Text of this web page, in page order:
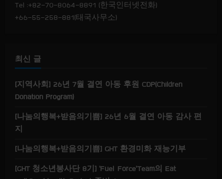
d
n
g
Tel :+82-70-8064-8891 (한국인터넷전화)
+66-55-258-881(태국사무소)
최신 글
[지역사회] 26년 7월 결연 아동 후원 CDP(Children
Donation Program)
[나눔의행복+받음의기쁨] 26년 6월 결연 아동 감사 편
지
[나눔의행복+받음의기쁨] GHT 환경미화 재능기부
[GHT 청소년봉사단 8기] ‘Fuel Force’Team의 Eat